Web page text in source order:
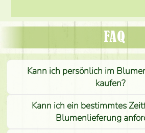
FAQ
Kann ich persönlich im
kaufen?
Kann ich ein bestimmtes
Blumenlieferung